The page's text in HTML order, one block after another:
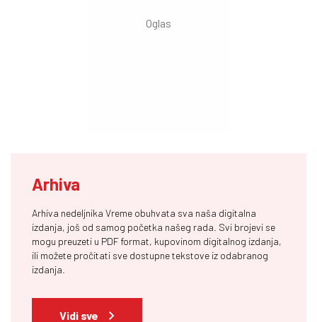
Arhiva
Arhiva nedeljnika Vreme obuhvata sva naša digitalna
izdanja, još od samog početka našeg rada. Svi brojevi se
mogu preuzeti u PDF format, kupovinom digitalnog izdanja,
ili možete pročitati sve dostupne tekstove iz odabranog
izdanja.
Vidi sve